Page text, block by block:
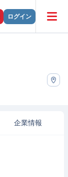
ログイン
企業情報